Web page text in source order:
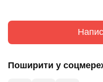
Поширити у